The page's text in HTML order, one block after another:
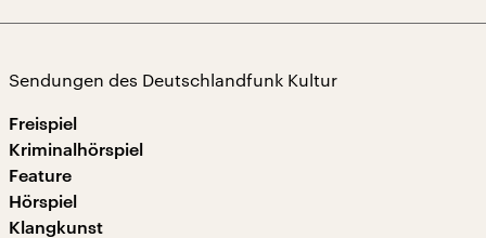
Sendungen des Deutschlandfunk Kultur
Freispiel
Kriminalhörspiel
Feature
Hörspiel
Klangkunst